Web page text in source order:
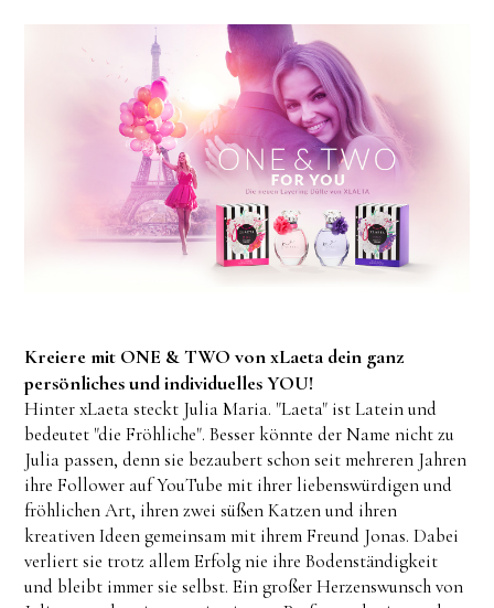
Kreiere mit ONE & TWO von xLaeta dein ganz
persönliches und individuelles YOU!
Hinter xLaeta steckt Julia Maria. "Laeta" ist Latein und
bedeutet "die Fröhliche". Besser könnte der Name nicht zu
Julia passen, denn sie bezaubert schon seit mehreren Jahren
ihre Follower auf YouTube mit ihrer liebenswürdigen und
fröhlichen Art, ihren zwei süßen Katzen und ihren
kreativen Ideen gemeinsam mit ihrem Freund Jonas. Dabei
verliert sie trotz allem Erfolg nie ihre Bodenständigkeit
und bleibt immer sie selbst. Ein großer Herzenswunsch von